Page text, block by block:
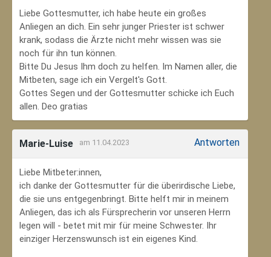
Liebe Gottesmutter, ich habe heute ein großes
Anliegen an dich. Ein sehr junger Priester ist schwer
krank, sodass die Ärzte nicht mehr wissen was sie
noch für ihn tun können.
Bitte Du Jesus Ihm doch zu helfen. Im Namen aller, die
Mitbeten, sage ich ein Vergelt's Gott.
Gottes Segen und der Gottesmutter schicke ich Euch
allen. Deo gratias
Marie-Luise am 11.04.2023 Antworten
Liebe Mitbeter:innen,
ich danke der Gottesmutter für die überirdische Liebe,
die sie uns entgegenbringt. Bitte helft mir in meinem
Anliegen, das ich als Fürsprecherin vor unseren Herrn
legen will - betet mit mir für meine Schwester. Ihr
einziger Herzenswunsch ist ein eigenes Kind.